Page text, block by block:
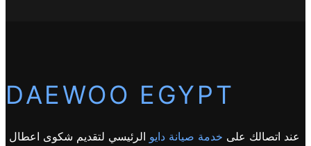
DAEWOO EGYPT
عند اتصالك على خدمة صيانة دايو الرئيسي لتقديم شكوى اعطال